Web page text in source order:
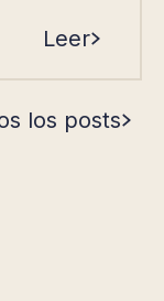
Leer
los posts